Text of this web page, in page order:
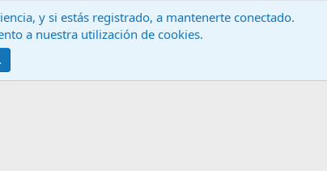
Contáctanos Términos y reglas
XenForo Ltd.
y si estás registrado, a mantenerte conectado.
a nuestra utilización de cookies.